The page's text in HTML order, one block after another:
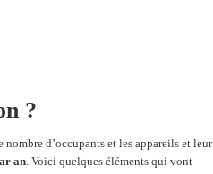
?
d’occupants et les appareils et leur
an. Voici quelques éléments qui vont